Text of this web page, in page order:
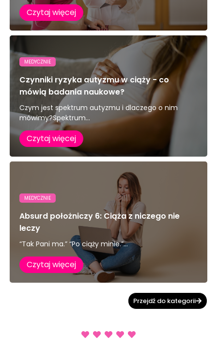
Czytaj więcej
MEDYCZNIE
Czynniki ryzyka autyzmu w ciąży - co
mówią badania naukowe?
Czym jest spektrum autyzmu i dlaczego o nim
mówimy?Spektrum...
Czytaj więcej
MEDYCZNIE
Absurd położniczy 6: Ciąża z niczego nie
leczy
“Tak Pani ma.” “Po ciąży minie.”...
Czytaj więcej
Przejdź do kategorii